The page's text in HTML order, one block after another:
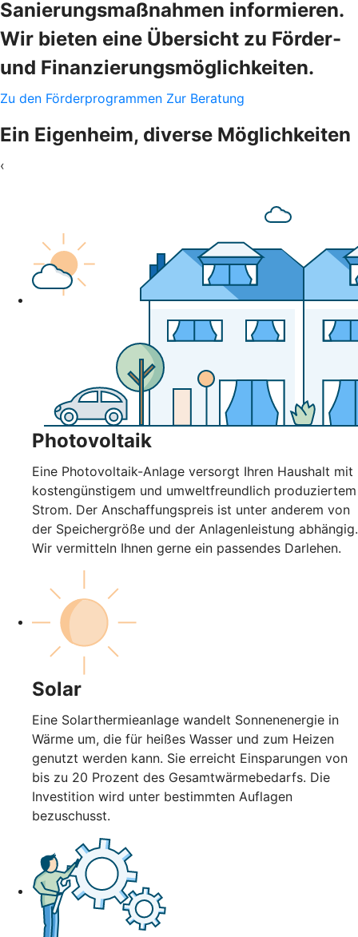
Sanierungsmaßnahmen informieren.
Wir bieten eine Übersicht zu Förder-
und Finanzierungsmöglichkeiten.
Zu den Förderprogrammen Zur Beratung
Ein Eigenheim, diverse Möglichkeiten
‹
Photovoltaik
Eine Photovoltaik-Anlage versorgt Ihren Haushalt mit
kostengünstigem und umweltfreundlich produziertem
Strom. Der Anschaffungspreis ist unter anderem von
der Speichergröße und der Anlagenleistung abhängig.
Wir vermitteln Ihnen gerne ein passendes Darlehen.
Solar
Eine Solarthermieanlage wandelt Sonnenenergie in
Wärme um, die für heißes Wasser und zum Heizen
genutzt werden kann. Sie erreicht Einsparungen von
bis zu 20 Prozent des Gesamtwärmebedarfs. Die
Investition wird unter bestimmten Auflagen
bezuschusst.